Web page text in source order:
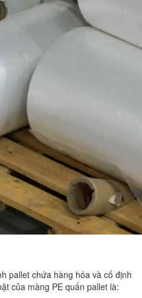
pallet chứa hàng hóa và cố định
của màng PE quấn pallet là: